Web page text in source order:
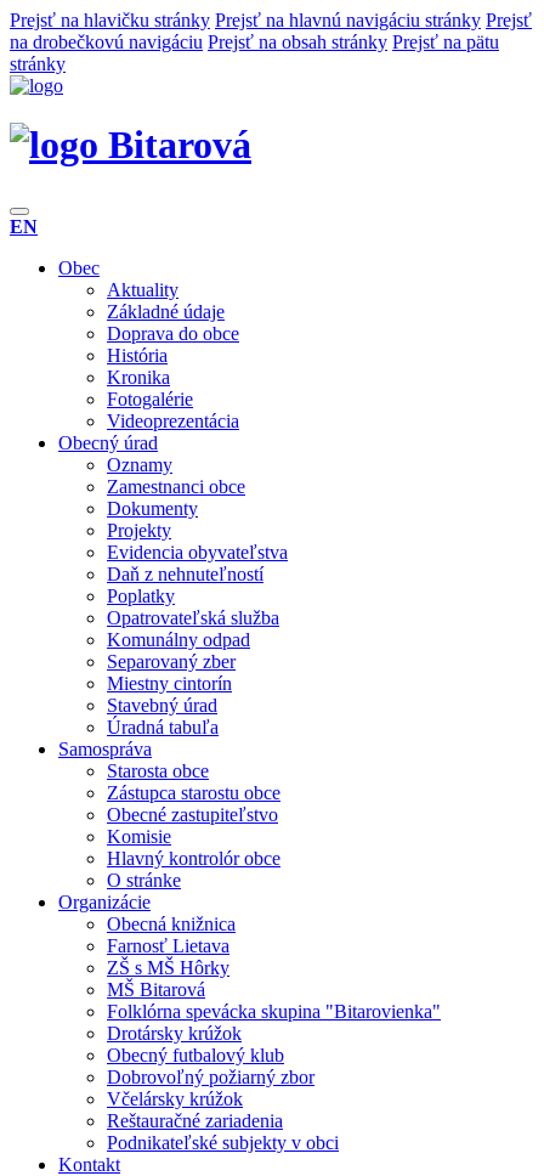
Prejsť na hlavičku stránky Prejsť na hlavnú navigáciu stránky Prejsť
na drobečkovú navigáciu Prejsť na obsah stránky Prejsť na pätu
stránky
Bitarová
EN
Obec
Aktuality
Základné údaje
Doprava do obce
História
Kronika
Fotogalérie
Videoprezentácia
Obecný úrad
Oznamy
Zamestnanci obce
Dokumenty
Projekty
Evidencia obyvateľstva
Daň z nehnuteľností
Poplatky
Opatrovateľská služba
Komunálny odpad
Separovaný zber
Miestny cintorín
Stavebný úrad
Úradná tabuľa
Samospráva
Starosta obce
Zástupca starostu obce
Obecné zastupiteľstvo
Komisie
Hlavný kontrolór obce
O stránke
Organizácie
Obecná knižnica
Farnosť Lietava
ZŠ s MŠ Hôrky
MŠ Bitarová
Folklórna spevácka skupina "Bitarovienka"
Drotársky krúžok
Obecný futbalový klub
Dobrovoľný požiarný zbor
Včelársky krúžok
Reštauračné zariadenia
Podnikateľské subjekty v obci
Kontakt